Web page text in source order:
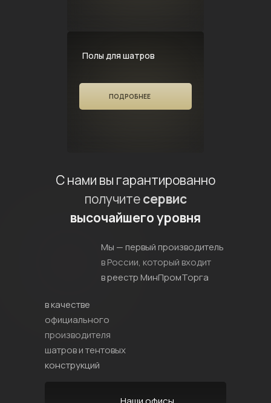
Полы для шатров
ПОДРОБНЕЕ
С нами вы гарантированно
получитесервис
высочайшего уровня
Мы — первый производитель
в России, который входит
в реестр МинПромТорга
в качестве
официального
производителя
шатров и тентовых
конструкций